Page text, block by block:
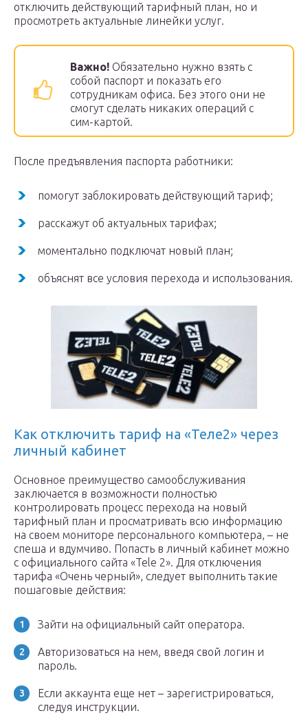
отключить действующий тарифный план, но и
просмотреть актуальные линейки услуг.
Важно! Обязательно нужно взять с
собой паспорт и показать его
сотрудникам офиса. Без этого они не
смогут сделать никаких операций с
сим-картой.
После предъявления паспорта работники:
помогут заблокировать действующий тариф;
расскажут об актуальных тарифах;
моментально подключат новый план;
объяснят все условия перехода и использования.
Как отключить тариф на «Теле2» через
личный кабинет
Основное преимущество самообслуживания
заключается в возможности полностью
контролировать процесс перехода на новый
тарифный план и просматривать всю информацию
на своем мониторе персонального компьютера, – не
спеша и вдумчиво. Попасть в личный кабинет можно
с официального сайта «Tele 2». Для отключения
тарифа «Очень черный», следует выполнить такие
пошаговые действия:
Зайти на официальный сайт оператора.
Авторизоваться на нем, введя свой логин и
пароль.
Если аккаунта еще нет – зарегистрироваться,
следуя инструкции.